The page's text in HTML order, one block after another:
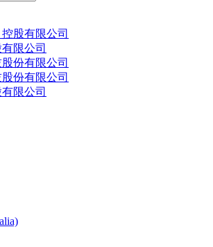
股有限公司
限公司
份有限公司
份有限公司
限公司